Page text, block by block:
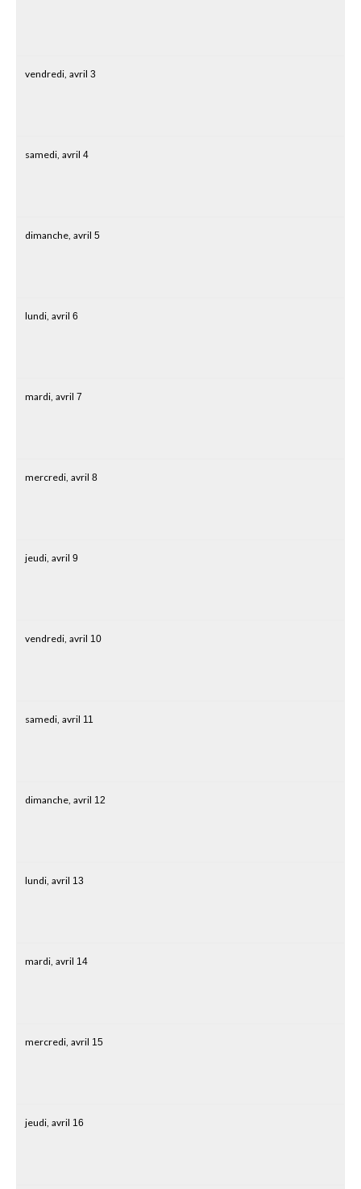
vendredi, avril 3
samedi, avril 4
dimanche, avril 5
lundi, avril 6
mardi, avril 7
mercredi, avril 8
jeudi, avril 9
vendredi, avril 10
samedi, avril 11
dimanche, avril 12
lundi, avril 13
mardi, avril 14
mercredi, avril 15
jeudi, avril 16